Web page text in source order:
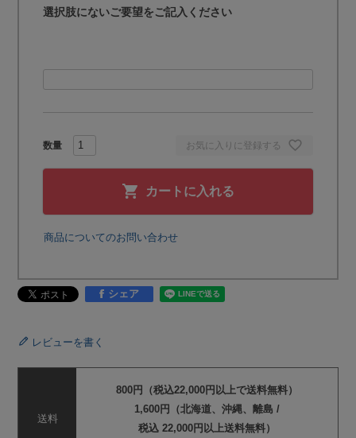
お気に入りに登録する
カートに入れる
選択肢にないご要望をご記入ください
商品についてのお問い合わせ
シェア
レビューを書く
送料
800円（税込22,000円以上で送料無料）
1,600円（北海道、沖縄、離島 /
税込 22,000円以上送料無料）